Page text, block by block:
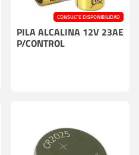
CONSULTE DISPONIBILIDAD
PILA ALCALINA 12V 23AE
P/CONTROL